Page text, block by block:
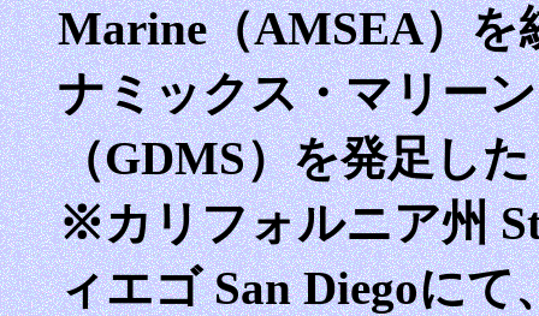
Marine（AMSEA）を
ナミックス・マリー
（GDMS）を発足した
※カリフォルニア州
ィエゴ San Diegoに